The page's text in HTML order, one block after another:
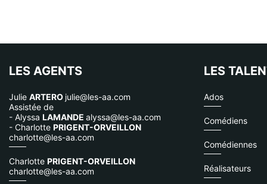
LES AGENTS
Julie ARTERO julie@les-aa.com
Assistée de
- Alyssa LAMANDE alyssa@les-aa.com
- Charlotte PRIGENT-ORVEILLON
charlotte@les-aa.com
Charlotte PRIGENT-ORVEILLON
charlotte@les-aa.com
LES
Ados
Comédiens
Comédiennes
Réalisateurs